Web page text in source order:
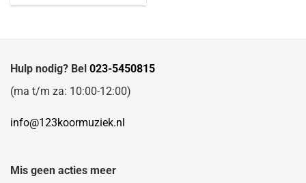
Hulp nodig? Bel 023-5450815
(ma t/m za: 10:00-12:00)
info@123koormuziek.nl
Mis geen acties meer